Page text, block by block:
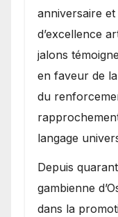
anniversaire
d’excellence
jalons
en faveur de
du
langage
​Depuis
gambienne
dans la